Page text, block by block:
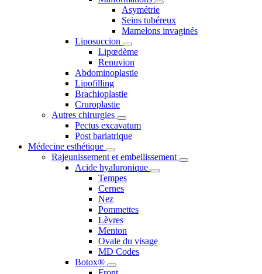
Asymétrie
Seins tubéreux
Mamelons invaginés
Liposuccion
Lipœdème
Renuvion
Abdominoplastie
Lipofilling
Brachioplastie
Cruroplastie
Autres chirurgies
Pectus excavatum
Post bariatrique
Médecine esthétique
Rajeunissement et embellissement
Acide hyaluronique
Tempes
Cernes
Nez
Pommettes
Lèvres
Menton
Ovale du visage
MD Codes
Botox®